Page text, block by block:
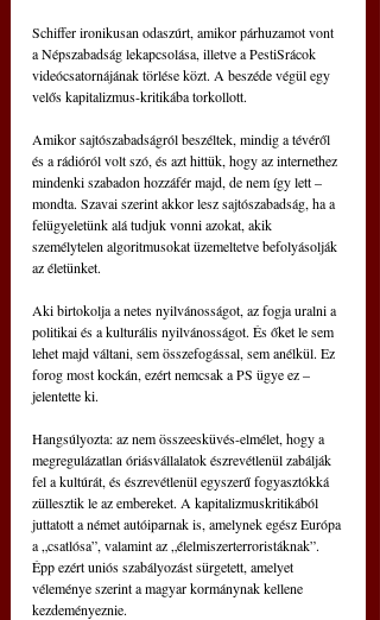
Schiffer ironikusan odaszúrt, amikor párhuzamot vont
a Népszabadság lekapcsolása, illetve a PestiSrácok
videócsatornájának törlése közt. A beszéde végül egy
velős kapitalizmus-kritikába torkollott.
Amikor sajtószabadságról beszéltek, mindig a tévéről
és a rádióról volt szó, és azt hittük, hogy az internethez
mindenki szabadon hozzáfér majd, de nem így lett –
mondta. Szavai szerint akkor lesz sajtószabadság, ha a
felügyeletünk alá tudjuk vonni azokat, akik
személytelen algoritmusokat üzemeltetve befolyásolják
az életünket.
Aki birtokolja a netes nyilvánosságot, az fogja uralni a
politikai és a kulturális nyilvánosságot. És őket le sem
lehet majd váltani, sem összefogással, sem anélkül. Ez
forog most kockán, ezért nemcsak a PS ügye ez –
jelentette ki.
Hangsúlyozta: az nem összeesküvés-elmélet, hogy a
megregulázatlan óriásvállalatok észrevétlenül zabálják
fel a kultúrát, és észrevétlenül egyszerű fogyasztókká
züllesztik le az embereket. A kapitalizmuskritikából
juttatott a német autóiparnak is, amelynek egész Európa
a „csatlósa”, valamint az „élelmiszerterroristáknak”.
Épp ezért uniós szabályozást sürgetett, amelyet
véleménye szerint a magyar kormánynak kellene
kezdeményeznie.